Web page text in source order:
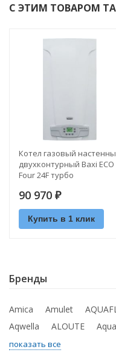
С ЭТИМ ТОВАРОМ
Котел газовый
двухконтурный Baxi ECO
Four 24F турбо
90 970 ₽
Купить в 1 клик
Бренды
Amica Amulet
Aqwella
ALOUTE
показать все